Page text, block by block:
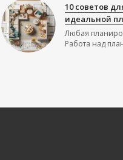
10 советов
идеальной
Любая
Работа над